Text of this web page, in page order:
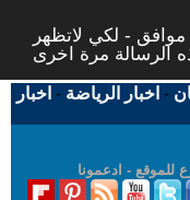
- لكي لاتظهر
- اخبار الرياضة - اخبار
للموقع - ادعمونا